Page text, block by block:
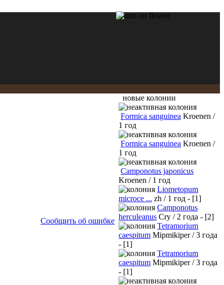
Сообщить об ошибке
новые колонии
Formica sanguinea Kroenen /
1 год
Formica sanguinea Kroenen /
1 год
Camponotus japonicus
Kroenen / 1 год
Liometopum
microce ... zh / 1 год - [1]
Camponotus
herculeanus Cry / 2 года - [2]
Tetramorium
caespitum Mipmikiper / 3 года
- [1]
Tetramorium
caespitum Mipmikiper / 3 года
- [1]